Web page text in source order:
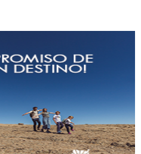
hace menos de un mes, es muy